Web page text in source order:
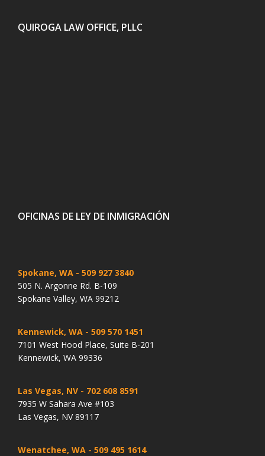
QUIROGA LAW OFFICE, PLLC
OFICINAS DE LEY DE INMIGRACIÓN
Spokane, WA - 509 927 3840
505 N. Argonne Rd. B-109
Spokane Valley, WA 99212
Kennewick, WA - 509 570 1451
7101 West Hood Place, Suite B-201
Kennewick, WA 99336
Las Vegas, NV - 702 608 8591
7935 W Sahara Ave #103
Las Vegas, NV 89117
Wenatchee, WA - 509 495 1614